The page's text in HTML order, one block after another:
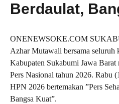
Berdaulat,
ONENEWSOKE.COM
Azhar Mutawali bersama seluruh
Kabupaten Sukabumi Jawa Barat
Pers Nasional tahun 2026. Rabu
HPN 2026 bertemakan ”Pers
Bangsa Kuat”.